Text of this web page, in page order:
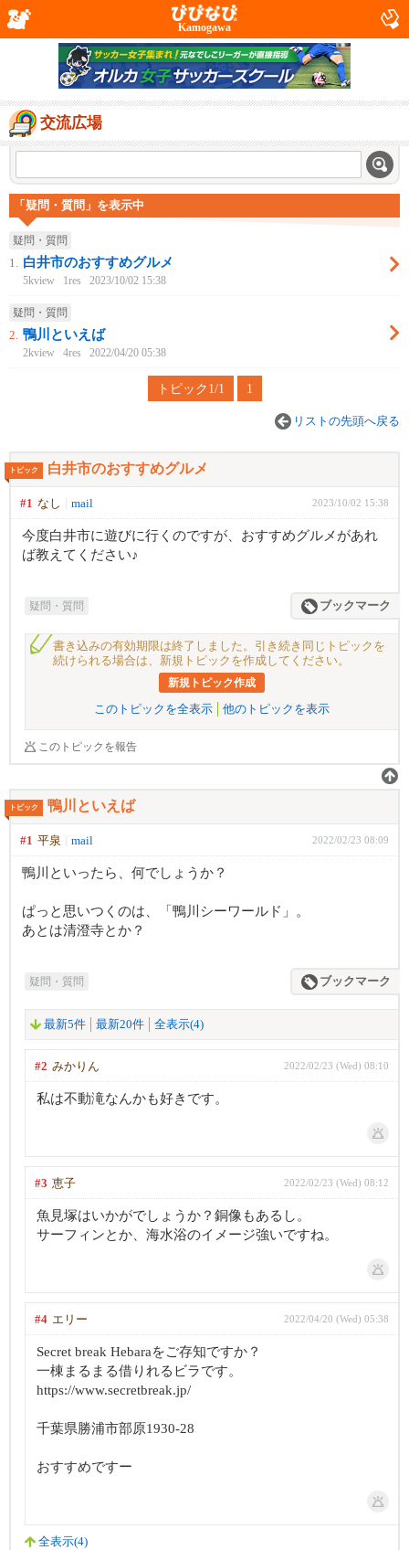
Kamogawa
交流広場
「疑問・質問」を表示中
疑問・質問
1. 白井市のおすすめグルメ
5kview 1res 2023/10/02 15:38
疑問・質問
2. 鴨川といえば
2kview 4res 2022/04/20 05:38
トピック1/1 1
リストの先頭へ戻る
トピック 白井市のおすすめグルメ
#1 なし mail 2023/10/02 15:38
今度白井市に遊びに行くのですが、おすすめグルメがあれ
ば教えてください♪
疑問・質問 ブックマーク
書き込みの有効期限は終了しました。引き続き同じトピックを
続けられる場合は、新規トピックを作成してください。
新規トピック作成
このトピックを全表示 他のトピックを表示
このトピックを報告
トピック 鴨川といえば
#1 平泉 mail 2022/02/23 08:09
鴨川といったら、何でしょうか？
ぱっと思いつくのは、「鴨川シーワールド」。
あとは清澄寺とか？
疑問・質問 ブックマーク
最新5件 最新20件 全表示(4)
#2 みかりん 2022/02/23 (Wed) 08:10
私は不動滝なんかも好きです。
#3 恵子 2022/02/23 (Wed) 08:12
魚見塚はいかがでしょうか？銅像もあるし。
サーフィンとか、海水浴のイメージ強いですね。
#4 エリー 2022/04/20 (Wed) 05:38
Secret break Hebaraをご存知ですか？
一棟まるまる借りれるビラです。
https://www.secretbreak.jp/
千葉県勝浦市部原1930-28
おすすめですー
全表示(4)